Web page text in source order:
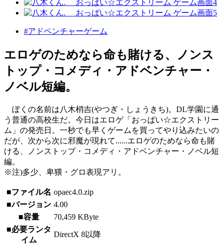
#アドベンチャーゲーム
エロゲのためなら命も賭ける、ノンス
トップ・コメディ・アドベンチャー・
ノベル短編。
ぼくの名前は八木梢吉(やつぎ・しょうきち)。DL学園に通
う普通の高校生だ。今日はエロゲ「おっぱい☆エクストリー
ム」の発売日。一秒でも早くゲームを買ってやり込みたいの
だが、次から次に邪魔が現れて......エロゲのためなら命も賭
ける、ノンストップ・コメディ・アドベンチャー・ノベル短
編。
※注)多少、卑猥・グロ表現アリ。
■ファイル名 opaec4.0.zip
■バージョン 4.00
■容量
70,459 KByte
■必要ランタ
イム
DirectX 8以降